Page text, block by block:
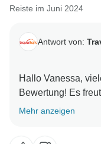
Reiste im Juni 2024
Antwort von:
Hallo Vanessa,
Bewertung! Es
tolle Zeit auf Ihrer
Mehr anzeigen